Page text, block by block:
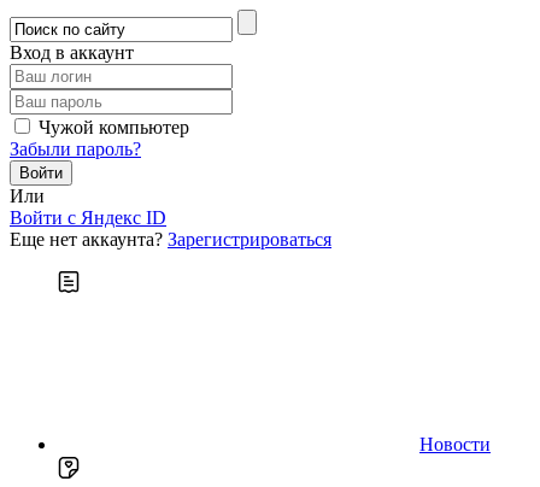
Вход в аккаунт
Чужой компьютер
Забыли пароль?
Или
Войти c Яндекс ID
Еще нет аккаунта? Зарегистрироваться
Новости